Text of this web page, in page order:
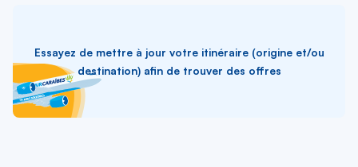
Essayez de mettre à jour votre itinéraire (origine et/ou
destination) afin de trouver des offres